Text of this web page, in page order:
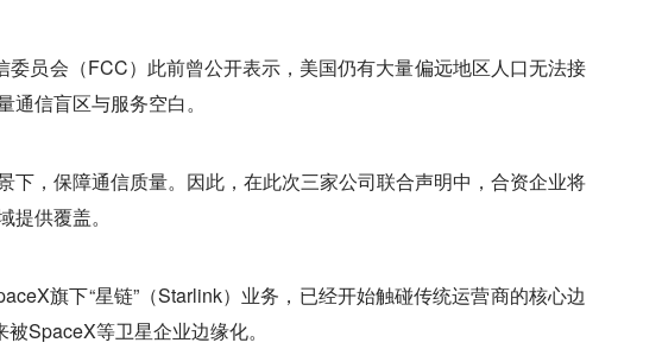
员会（FCC）此前曾公开表示，美国仍有大量偏远地区人口无法接
信盲区与服务空白。
，保障通信质量。因此，在此次三家公司联合声明中，合资企业将
供覆盖。
旗下“星链”（Starlink）业务，已经开始触碰传统运营商的核心边
SpaceX等卫星企业边缘化。